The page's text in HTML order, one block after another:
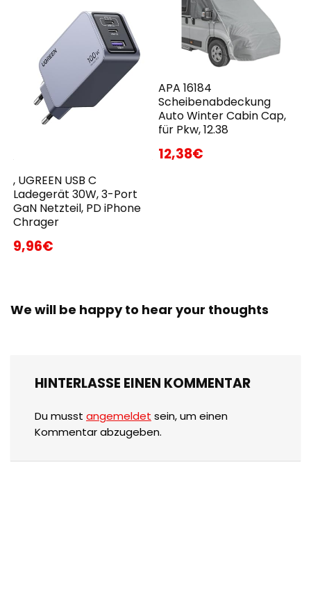
, UGREEN USB C
Ladegerät 30W, 3-Port
GaN Netzteil, PD iPhone
Chrager
9,96€
APA 16184
Scheibenabdeckung
Auto Winter Cabin Cap,
für Pkw, 12.38
12,38€
We will be happy to hear your thoughts
HINTERLASSE EINEN KOMMENTAR
Du musst angemeldet sein, um einen
Kommentar abzugeben.